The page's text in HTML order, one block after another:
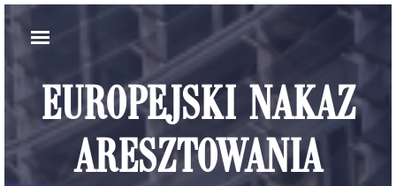
EUROPEJSKI NAKAZ
ARESZTOWANIA